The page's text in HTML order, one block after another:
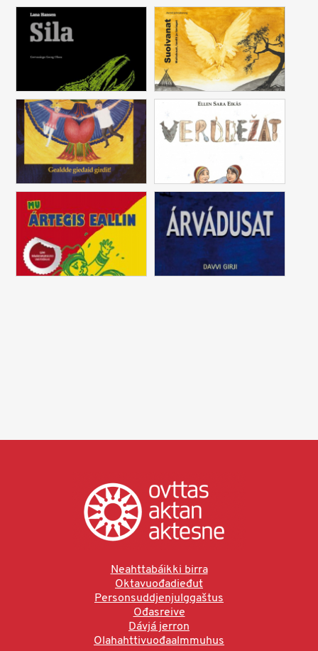
Neahttabáikki birra
Oktavuođadieđut
Personsuddjenjulggaštus
Ođasreive
Dávjá jerron
Olahahttivuođaalmmuhus